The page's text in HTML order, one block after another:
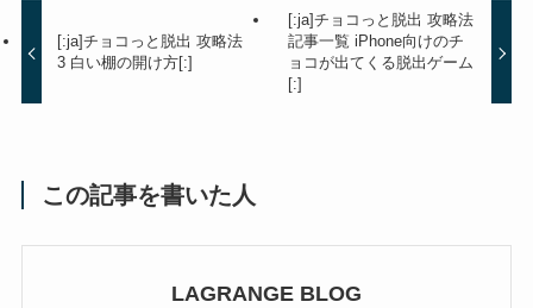
[:ja]チョコっと脱出 攻略法
3 白い棚の開け方[:]
[:ja]チョコっと脱出 攻略法
記事一覧 iPhone向けのチ
ョコが出てくる脱出ゲーム
[:]
この記事を書いた人
LAGRANGE BLOG